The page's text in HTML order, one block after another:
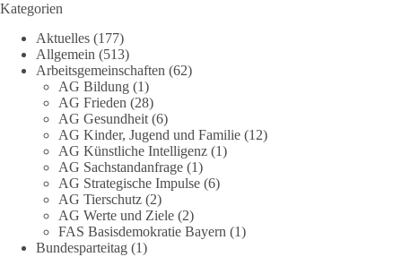
10 Stunden zuvor
Jetzt abstimmen: Welche Rolle soll Deutschland in Sachen
Verteidung übernehmen❓
Das Bundesministerium der Verteidigung schreibt im
Strategiepapier, dass die Bundeswehr zum Schutz des Landes
und der Verbündeten abschreckungs- und verteidigungsfähig
sein muss. Die strategische Ausrichtung sieht vor, dass
Deutschland in der NATO eine Führungsrolle übernimmt, zur
stärksten konventionellen Armee Europas werden soll und
über die Verteidigungsbereitschaft hinaus aufrüstet.
Kategorien
Aktuelles (177)
Allgemein (513)
Arbeitsgemeinschaften (62)
AG Bildung (1)
AG Frieden (28)
AG Gesundheit (6)
AG Kinder, Jugend und Familie (12)
AG Künstliche Intelligenz (1)
AG Sachstandanfrage (1)
AG Strategische Impulse (6)
AG Tierschutz (2)
AG Werte und Ziele (2)
FAS Basisdemokratie Bayern (1)
Bundesparteitag (1)